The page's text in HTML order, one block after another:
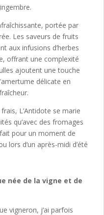
portée par
Les saveurs de fruits
aux infusions d’herbes
offrant une complexité
ajoutent une touche
délicate en
L’Antidote se marie
qu’avec des fromages
pour un moment de
lors d’un après-midi d’été
née de la vigne et de
vigneron, j’ai parfois